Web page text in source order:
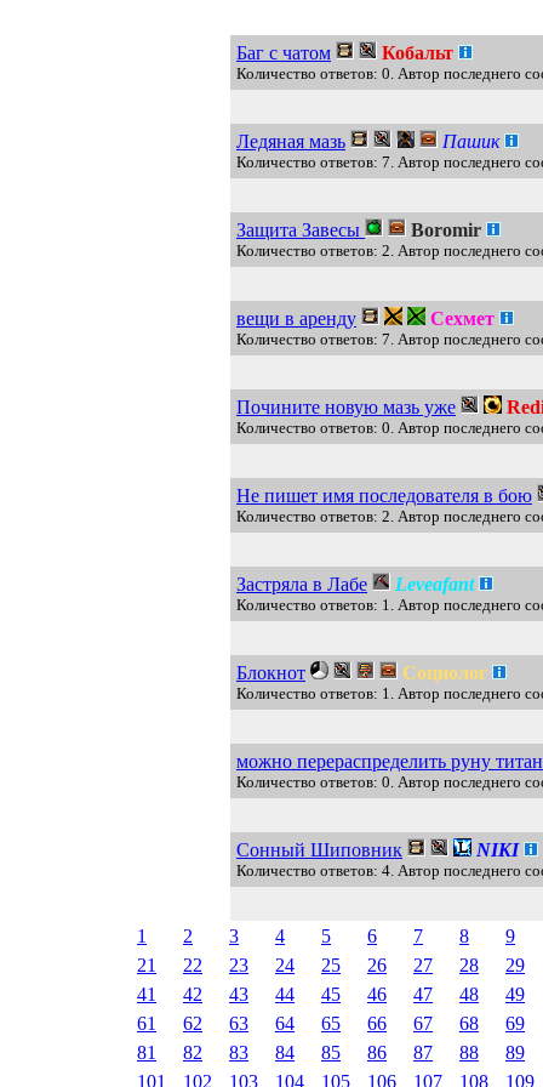
Баг с чатом Кобальт
Количество ответов: 0. Автор последнего
Ледяная мазь Пашик
Количество ответов: 7. Автор последнего
Защита Завесы Boromir
Количество ответов: 2. Автор последнего
вещи в аренду Сехмет
Количество ответов: 7. Автор последнего
Почините новую мазь уже
Количество ответов: 0. Автор последнего
Не пишет имя последователя в бою
Количество ответов: 2. Автор последнего
Застряла в Лабе Leveafant
Количество ответов: 1. Автор последнего
Блокнот Социолог
Количество ответов: 1. Автор последнего
можно перераспределить руну
Количество ответов: 0. Автор последнего
Сонный Шиповник NIKI
Количество ответов: 4. Автор последнего
1 2 3 4 5 6 7 8
9
21
22 23 24 25 26 27 28
29
41
42 43 44 45 46 47 48
49
61
62 63 64 65 66 67 68
69
81
82 83 84 85 86 87 88
89
101
102 103 104 105 106 107 108 109